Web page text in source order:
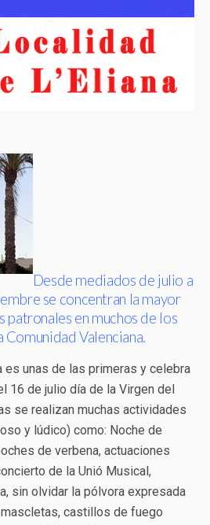
Desde mediados de julio a
se concentran la mayor
patronales en muchos de los
Comunidad Valenciana.
es unas de las primeras y celebra
16 de julio día de la Virgen del
se realizan muchas actividades
y lúdico) como: Noche de
de verbena, actuaciones
de la Unió Musical,
sin olvidar la pólvora expresada
castillos de fuego